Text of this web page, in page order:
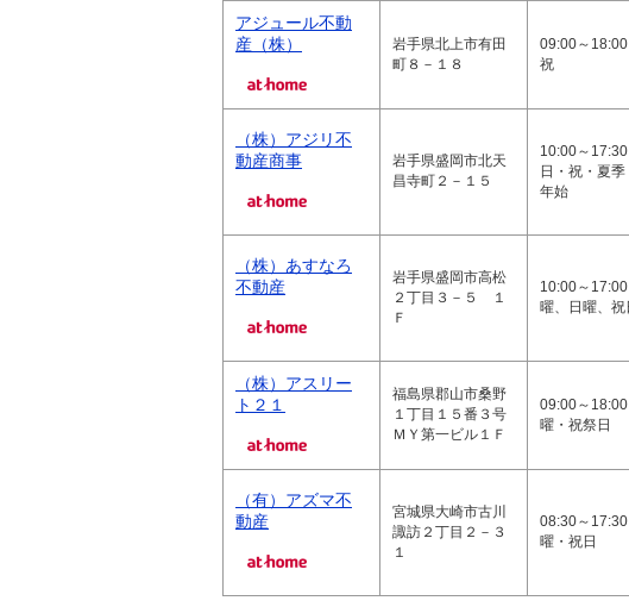
アジュール不動
産（株）
岩手県北上市有田
町８－１８
09:00～
祝
（株）アジリ不
動産商事
岩手県盛岡市北天
昌寺町２－１５
10:00～
日・祝・夏
年始
（株）あすなろ
不動産
岩手県盛岡市高松
２丁目３－５ １
Ｆ
10:00～
曜、日曜、祝
（株）アスリー
ト２１
福島県郡山市桑野
１丁目１５番３号
ＭＹ第一ビル１Ｆ
09:00～
曜・祝祭日
（有）アズマ不
動産
宮城県大崎市古川
諏訪２丁目２－３
１
08:30～
曜・祝日